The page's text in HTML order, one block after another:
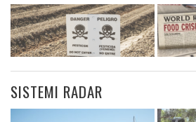
SISTEMI RADAR